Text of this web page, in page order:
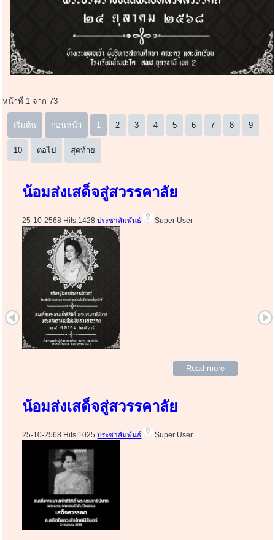
หน้าที่ 1 จาก 73
เริ่มต้น ก่อนหน้า 1 2 3 4 5 6 7 8 9
10 ต่อไป สุดท้าย
น้อมส่งเสด็จสู่สวรรคาลัย
25-10-2568 Hits:1428ประชาสัมพันธ์ Super User
Read more
น้อมส่งเสด็จสู่สวรรคาลัย
25-10-2568 Hits:1025ประชาสัมพันธ์ Super User